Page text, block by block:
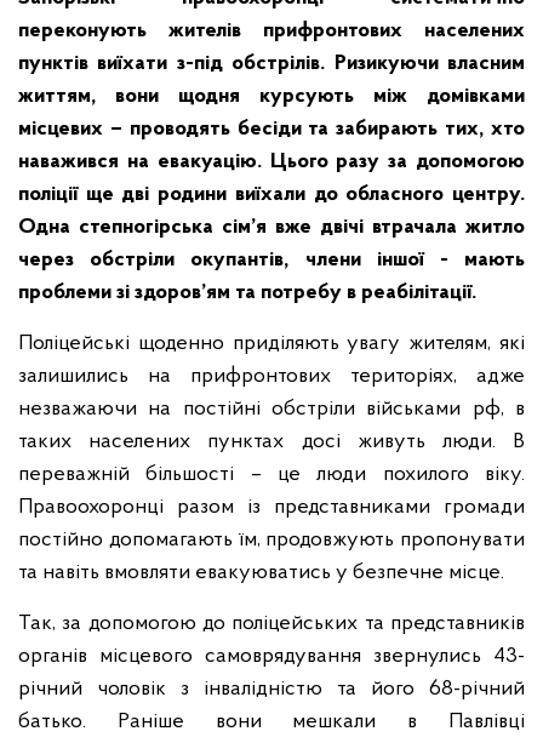
переконують жителів прифронтових населених
пунктів виїхати з-під обстрілів. Ризикуючи власним
життям, вони щодня курсують між домівками
місцевих – проводять бесіди та забирають тих, хто
наважився на евакуацію. Цього разу за допомогою
поліції ще дві родини виїхали до обласного центру.
Одна степногірська сім’я вже двічі втрачала житло
через обстріли окупантів, члени іншої - мають
проблеми зі здоров’ям та потребу в реабілітації.
Поліцейські щоденно приділяють увагу жителям, які
залишились на прифронтових територіях, адже
незважаючи на постійні обстріли військами рф, в
таких населених пунктах досі живуть люди. В
переважній більшості – це люди похилого віку.
Правоохоронці разом із представниками громади
постійно допомагають їм, продовжують пропонувати
та навіть вмовляти евакуюватись у безпечне місце.
Так, за допомогою до поліцейських та представників
органів місцевого самоврядування звернулись 43-
річний чоловік з інвалідністю та його 68-річний
батько. Раніше вони мешкали в Павлівці